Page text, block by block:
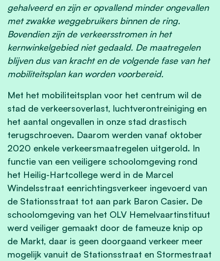
gehalveerd en zijn er opvallend minder ongevallen
met zwakke weggebruikers binnen de ring.
Bovendien zijn de verkeersstromen in het
kernwinkelgebied niet gedaald. De maatregelen
blijven dus van kracht en de volgende fase van het
mobiliteitsplan kan worden voorbereid.
Met het mobiliteitsplan voor het centrum wil de
stad de verkeersoverlast, luchtverontreiniging en
het aantal ongevallen in onze stad drastisch
terugschroeven. Daarom werden vanaf oktober
2020 enkele verkeersmaatregelen uitgerold. In
functie van een veiligere schoolomgeving rond
het Heilig-Hartcollege werd in de Marcel
Windelsstraat eenrichtingsverkeer ingevoerd van
de Stationsstraat tot aan park Baron Casier. De
schoolomgeving van het OLV Hemelvaartinstituut
werd veiliger gemaakt door de fameuze knip op
de Markt, daar is geen doorgaand verkeer meer
mogelijk vanuit de Stationsstraat en Stormestraat